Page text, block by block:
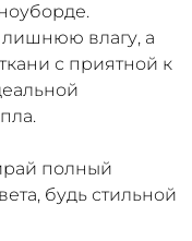
лишнюю влагу, а
с приятной к
полный
будь стильной